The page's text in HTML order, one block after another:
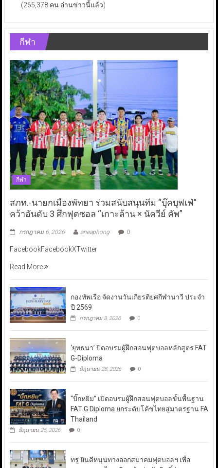
(265,378 คน อ่านข่าวนี้แล้ว)
กีฬา
กีฬา
สภท.-นายกเมืองพัทยา ร่วมสนับสนุนทีม “บุ๊คบุฟเฟ่”
คว้าอันดับ 3 ศึกฟุตซอล “เกาะล้าน × นัควีย์ คัพ”
กรกฎาคม 6, 2026 aneaphong 0
FacebookFacebookXTwitter
Read More
กองทัพเรือ จัดงานวันเกียรติยศกีฬานาวี ประจำ
ปี 2569
กรกฎาคม 3, 2026 0
‘ยุทธนา’ ปิดอบรมผู้ฝึกสอนฟุตบอลหลักสูตร FAT
G-Diploma
มิถุนายน 28, 2026 0
“บิ๊กหยิม” เปิดอบรมผู้ฝึกสอนฟุตบอลขั้นพื้นฐาน
FAT G Diploma ยกระดับโค้ชไทยสู่มาตรฐาน FA
Thailand
มิถุนายน 25, 2026 0
ทรู ยินดีหนุนทางออกสมาคมฟุตบอลฯ เพื่อ